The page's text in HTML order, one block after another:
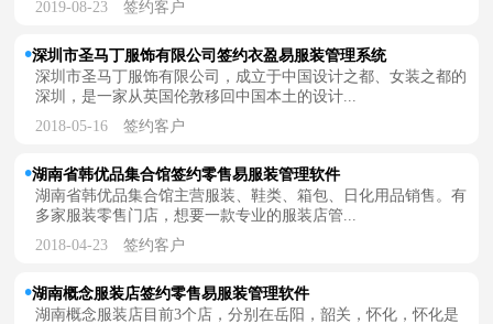
2019-08-23 签约客户
深圳市圣马丁服饰有限公司签约衣盈易服装管理系统
深圳市圣马丁服饰有限公司，成立于中国设计之都、女装之都的
深圳，是一家从英国伦敦移回中国本土的设计...
2018-05-16 签约客户
湖南省韩优品集合馆签约零售易服装管理软件
湖南省韩优品集合馆主营服装、鞋类、箱包、日化用品销售。有
多家服装零售门店，想要一款专业的服装店管...
2018-04-23 签约客户
湖南概念服装店签约零售易服装管理软件
湖南概念服装店目前3个店，分别在岳阳，韶关，怀化，怀化是